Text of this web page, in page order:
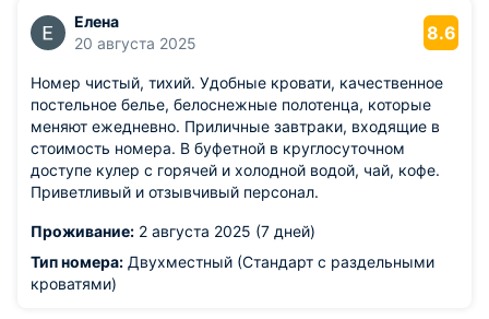
Елена
20 августа 2025
8.6
Номер чистый, тихий. Удобные кровати, качественное
постельное белье, белоснежные полотенца, которые
меняют ежедневно. Приличные завтраки, входящие в
стоимость номера. В буфетной в круглосуточном
доступе кулер с горячей и холодной водой, чай, кофе.
Приветливый и отзывчивый персонал.
Проживание: 2 августа 2025 (7 дней)
Тип номера: Двухместный (Стандарт с раздельными
кроватями)